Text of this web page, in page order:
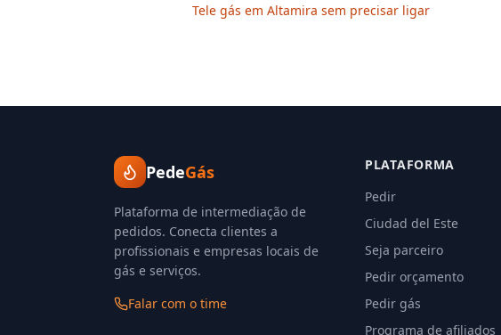
Tele gás em Altamira sem precisar ligar
PedeGás
Plataforma de intermediação de
pedidos. Conecta clientes a
profissionais e empresas locais de
gás e serviços.
Falar com o time
PLATAFORMA
Pedir
Ciudad del Este
Seja parceiro
Pedir orçamento
Pedir gás
Programa de afiliados